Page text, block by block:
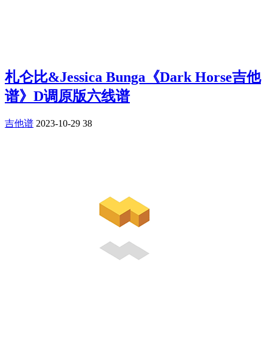
札仑比&Jessica Bunga《Dark Horse吉他
谱》D调原版六线谱
吉他谱 2023-10-29 38